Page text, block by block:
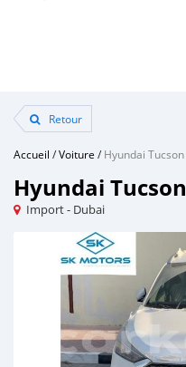
Retour
Accueil /Voiture /Hyundai Tucson
Hyundai Tucson
Import - Dubai